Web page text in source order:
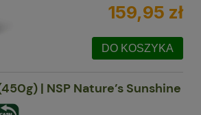
159,95 zł
DO KOSZYKA
| NSP Nature’s Sunshine